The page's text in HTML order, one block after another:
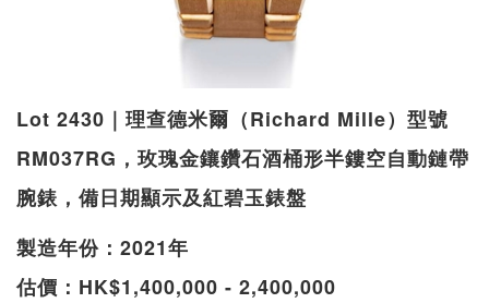
Lot 2430｜理查德米爾（Richard Mille）型號
RM037RG，玫瑰金鑲鑽石酒桶形半鏤空自動鏈帶
腕錶，備日期顯示及紅碧玉錶盤
製造年份：2021年
估價：HK$1,400,000 - 2,400,000